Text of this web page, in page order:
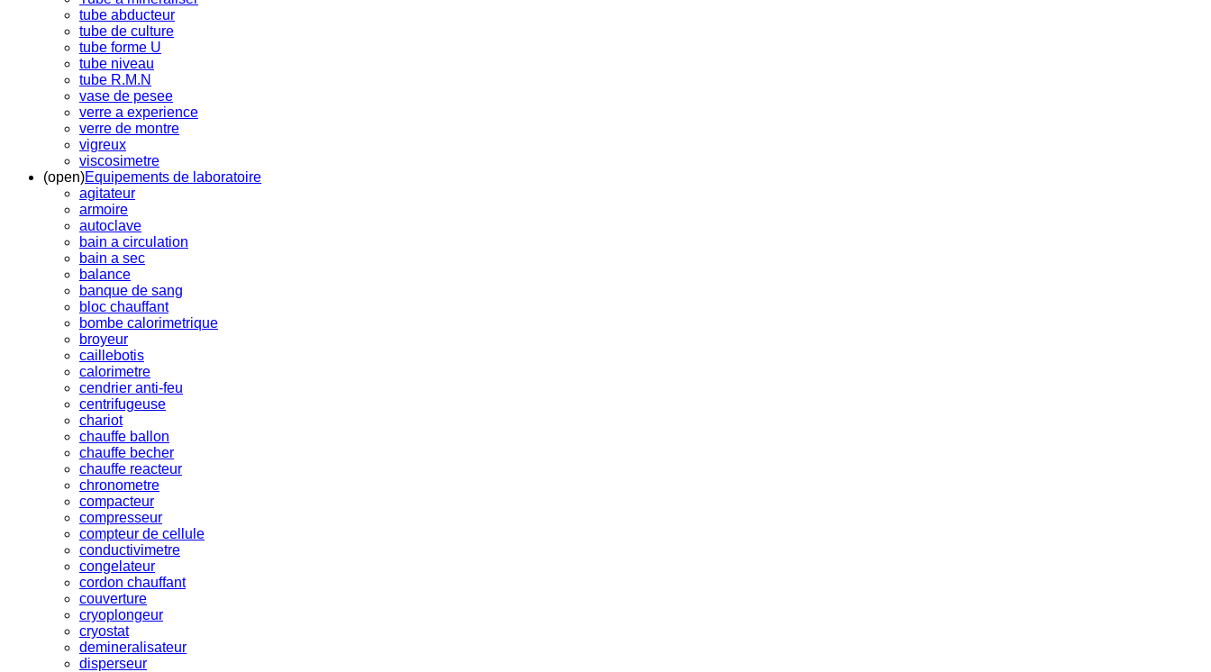
tube abducteur
tube de culture
tube forme U
tube niveau
tube R.M.N
vase de pesee
verre a experience
verre de montre
vigreux
viscosimetre
(open)Equipements de laboratoire
agitateur
armoire
autoclave
bain a circulation
bain a sec
balance
banque de sang
bloc chauffant
bombe calorimetrique
broyeur
caillebotis
calorimetre
cendrier anti-feu
centrifugeuse
chariot
chauffe ballon
chauffe becher
chauffe reacteur
chronometre
compacteur
compresseur
compteur de cellule
conductivimetre
congelateur
cordon chauffant
couverture
cryoplongeur
cryostat
demineralisateur
disperseur